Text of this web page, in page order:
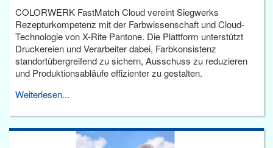
COLORWERK FastMatch Cloud vereint Siegwerks
Rezepturkompetenz mit der Farbwissenschaft und Cloud-
Technologie von X-Rite Pantone. Die Plattform unterstützt
Druckereien und Verarbeiter dabei, Farbkonsistenz
standortübergreifend zu sichern, Ausschuss zu reduzieren
und Produktionsabläufe effizienter zu gestalten.
Weiterlesen...